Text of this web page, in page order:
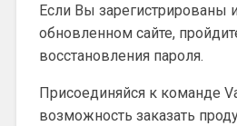
Если Вы зарегистрированы
обновленном сайте,
восстановления пароля.
Присоединяйся к команде
возможность заказать